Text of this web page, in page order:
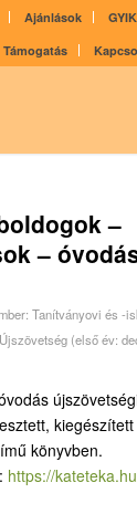
Ajánlások GYIK
Támogatás
–
–
Tanítványovi és -
Újszövetség (első év:
könyvben.
https://